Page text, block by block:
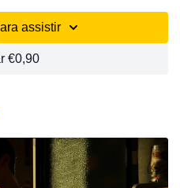
onde o polvo e a ameijoa
(Portugal) 2018
assistir
€0,90